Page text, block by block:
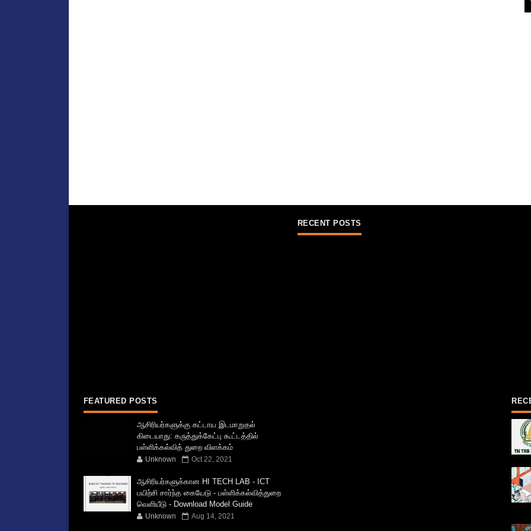
FEATURED POSTS
ஆசிரியர்களுக்கு கட்டாய இடமாறுதல்
கிடையாது: கருத்துக்கேட்பு கூட்டத்தில்
பள்ளிக்கல்வித் துறை விளக்கம்
Unknown Oct 22, 2021
ஆசிரியர்களுக்கான HI TECH LAB - ICT
பயிற்சி சார்ந்த கையேடு - பள்ளிக்கல்வித்துறை
வெளியீடு - Download Model Guide
Unknown Aug 14, 2021
RECENT POSTS